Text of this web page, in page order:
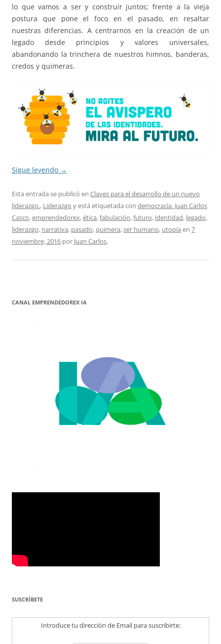
lo que vamos a ser y construir juntos; frente a la vieja
postura que pone el foco en el pasado, en resaltar
nuestras diferencias. A centrarnos en la creación de un
legado desde principios y valores universales,
abandonando la trinchera de nuestros himnos, banderas,
credos y quimeras.
Sigue leyendo →
Esta entrada se publicó en Claves para el desarrollo de un nuevo
liderazgo., Liderazgo y está etiquetada con democracia. Juan Carlos
Casco,emprendedorex,ética,fabulación,futuro, identidad, legado,
liderazgo, narrativa, pasado,quimera,ser humano, utopía en 7
noviembre, 2016 por Juan Carlos.
CANAL EMPRENDEDOREX IA
SUSCRÍBETE
Introduce tu dirección de Email para suscribirte: